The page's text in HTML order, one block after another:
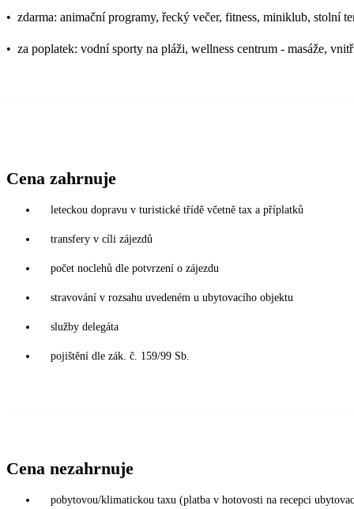
• zdarma: animační programy, řecký večer, fitness, miniklub, stolní
• za poplatek: vodní sporty na pláži, wellness centrum - masáže,
Cena zahrnuje
leteckou dopravu v turistické třídě včetně tax a příplatků
transfery v cíli zájezdů
počet noclehů dle potvrzení o zájezdu
stravování v rozsahu uvedeném u ubytovacího objektu
služby delegáta
pojištění dle zák. č. 159/99 Sb.
Cena nezahrnuje
pobytovou/klimatickou taxu (platba v hotovosti na recepci